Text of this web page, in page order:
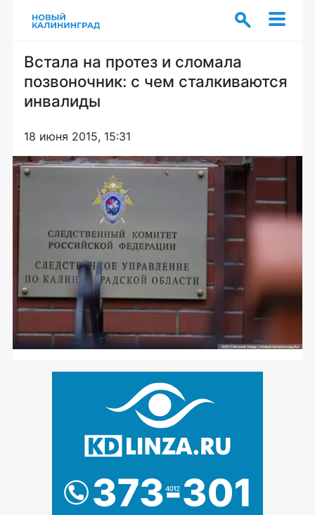
Встала на протез и сломала
позвоночник: с чем сталкиваются
инвалиды
18 июня 2015, 15:31